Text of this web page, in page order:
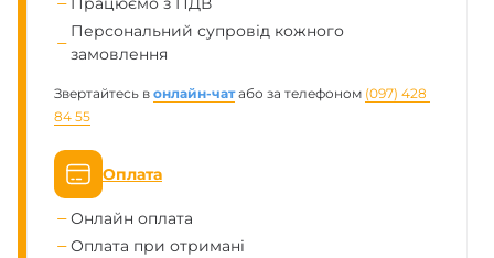
Персональний супровід кожного
замовлення
Звертайтесь в онлайн-чат або за телефоном (097) 428
84 55
Оплата
Онлайн оплата
Оплата при отримані